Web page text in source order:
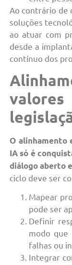
Ao contrário de
soluções
ao atuar com
desde a
contínuo dos
valores
O alinhamento
IA só é
diálogo aberto
ciclo deve ser
Mapear
pode ser
Definir
modo que
falhas ou
Integrar